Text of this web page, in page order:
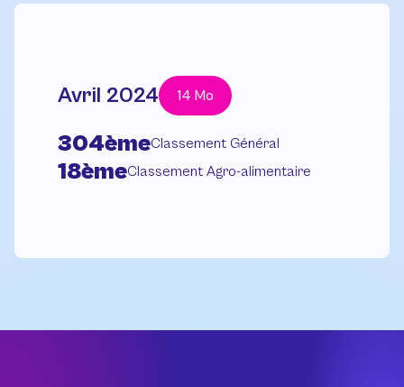
Avril 2024 14 Mo
304èmeClassement Général
18èmeClassement Agro-alimentaire